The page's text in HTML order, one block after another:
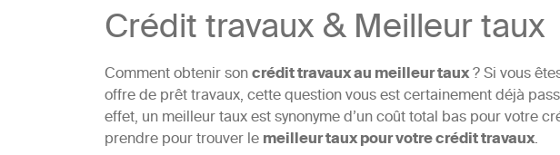
Crédit travaux & Meilleur taux
Comment obtenir soncrédit travaux au meilleur taux? Si vous
offre de prêt travaux, cette question vous est certainement déjà
effet, un meilleur taux est synonyme d’un coût total bas pour votre
prendre pour trouver lemeilleur taux pour votre crédit travaux.